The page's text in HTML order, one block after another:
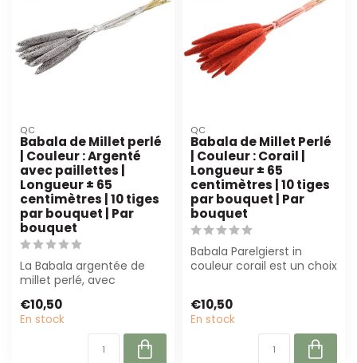
QC
Babala de Millet perlé
| Couleur : Argenté
avec paillettes |
Longueur ± 65
centimètres | 10 tiges
par bouquet | Par
bouquet
La Babala argentée de
millet perlé, avec
de long et con...
€10,50
En stock
QC
Babala de Millet Perlé
| Couleur : Corail |
Longueur ± 65
centimètres | 10 tiges
par bouquet | Par
bouquet
Babala Parelgierst in
couleur corail est un choix
€10,50
En stock